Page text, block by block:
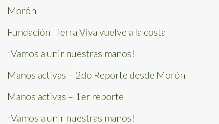
Morón
Fundación Tierra Viva vuelve a la costa
¡Vamos a unir nuestras manos!
Manos activas – 2do Reporte desde Morón
Manos activas – 1er reporte
¡Vamos a unir nuestras manos!